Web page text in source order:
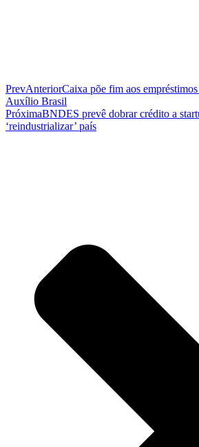
PrevAnteriorCaixa põe fim aos
Auxílio Brasil
PróximaBNDES prevê dobrar crédito a
‘reindustrializar’ país